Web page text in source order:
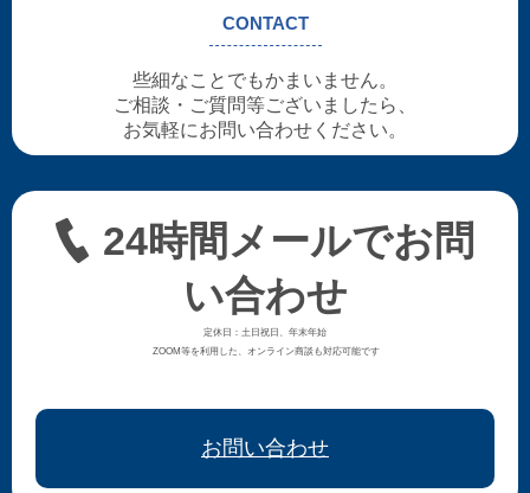
CONTACT
些細なことでもかまいません。
ご相談・ご質問等ございましたら、
お気軽にお問い合わせください。
24時間メールでお問
い合わせ
定休日：土日祝日、年末年始
ZOOM等を利用した、オンライン商談も対応可能です
お問い合わせ